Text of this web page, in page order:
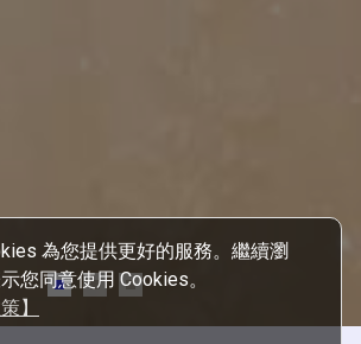
為您提供更好的服務。繼續瀏
您同意使用 Cookies。
】